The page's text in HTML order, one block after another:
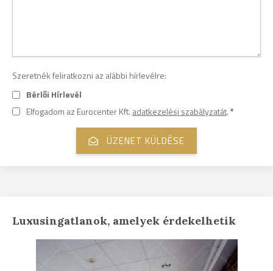
Szeretnék feliratkozni az alábbi hírlevélre:
Bérlői Hírlevél
Elfogadom az Eurocenter Kft. adatkezelési szabályzatát.*
Luxusingatlanok, amelyek érdekelhetik